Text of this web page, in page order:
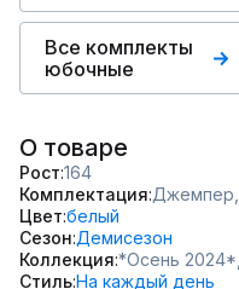
Все комплекты
юбочные
О товаре
Рост 164
Комплектация Джемпер,
Цвет белый
Сезон Демисезон
Коллекция *Осень 2024*,
СтильНа каждый день